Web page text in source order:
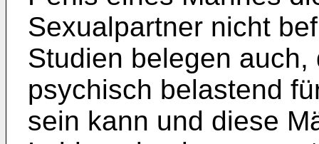
Sexualpartner nicht
Studien belegen
psychisch belastend
sein kann und diese